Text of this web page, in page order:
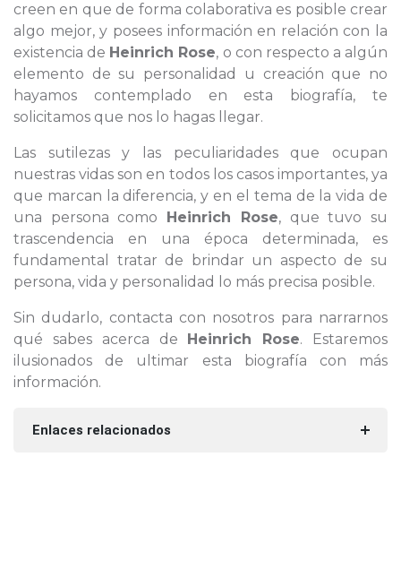
creen en que de forma colaborativa es posible crear
algo mejor, y posees información en relación con la
existencia de Heinrich Rose, o con respecto a algún
elemento de su personalidad u creación que no
hayamos contemplado en esta biografía, te
solicitamos que nos lo hagas llegar.
Las sutilezas y las peculiaridades que ocupan
nuestras vidas son en todos los casos importantes, ya
que marcan la diferencia, y en el tema de la vida de
una persona como Heinrich Rose, que tuvo su
trascendencia en una época determinada, es
fundamental tratar de brindar un aspecto de su
persona, vida y personalidad lo más precisa posible.
Sin dudarlo, contacta con nosotros para narrarnos
qué sabes acerca de Heinrich Rose. Estaremos
ilusionados de ultimar esta biografía con más
información.
Enlaces relacionados